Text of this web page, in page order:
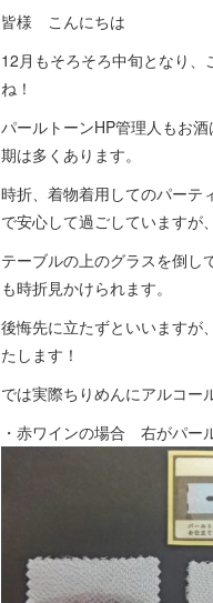
皆様 こんにちは
12月もそろそろ中旬となり
ね！
パールトーンHP管理人もお
期は多くあります。
時折、着物着用してのパーテ
で安心して過ごしていますが
テーブルの上のグラスを倒し
も時折見かけられます。
後悔先に立たずといいますが
たします！
では実際ちりめんにアルコー
・赤ワインの場合 右がパ